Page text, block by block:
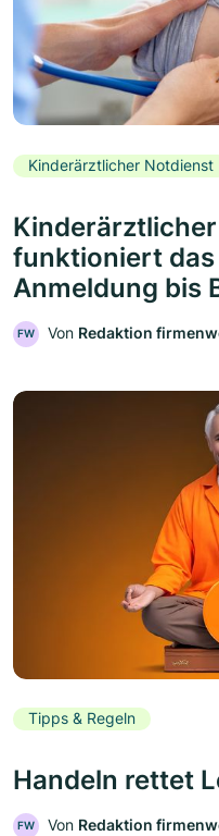
Kinderärztlicher Notdienst
funktioniert das
Anmeldung bis
FW Von Redaktion
Tipps & Regeln
Handeln rettet
FW Von Redaktion